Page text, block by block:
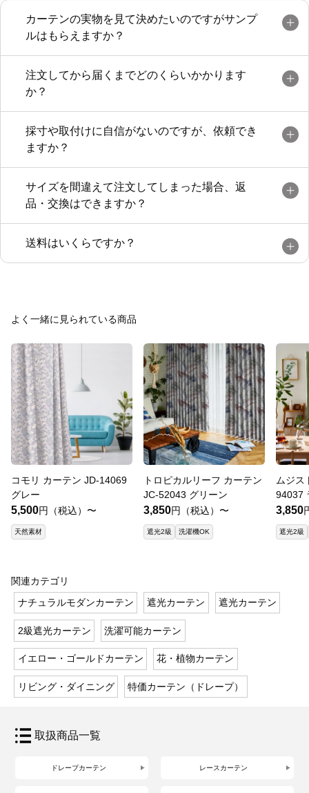
カーテンの実物を見て決めたいのですがサンプ
ルはもらえますか？
注文してから届くまでどのくらいかかります
か？
採寸や取付けに自信がないのですが、依頼でき
ますか？
サイズを間違えて注文してしまった場合、返
品・交換はできますか？
送料はいくらですか？
よく一緒に見られている商品
コモリ カーテン JD-14069
グレー
5,500円（税込）〜
天然素材
トロピカルリーフ カーテン
JC-52043 グリーン
3,850円（税込）〜
遮光2級 洗濯機OK
ムジス
94037
3,850
遮光2級
関連カテゴリ
ナチュラルモダンカーテン
遮光カーテン 遮光カーテン
2級遮光カーテン 洗濯可能カーテン
イエロー・ゴールドカーテン 花・植物カーテン
リビング・ダイニング 特価カーテン（ドレープ）
取扱商品一覧
ドレープカーテン レースカーテン